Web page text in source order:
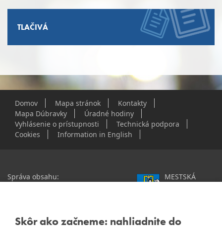
Skôr ako začneme: nahliadnite do
TLAČIVÁ
Domov Mapa stránok
Kontakty
Mapa Dúbravky
Úradné hodiny
Vyhlásenie o prístupnosti
Technická podpora
Cookies
Information in English
Správa obsahu:
Staršie informácie a dokumenty
MESTSKÁ
Žatevná 2, 844 02